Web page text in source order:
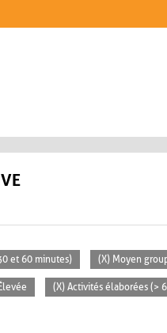
et 60 minutes) (X) Moyen
(X) Activités élaborées (>